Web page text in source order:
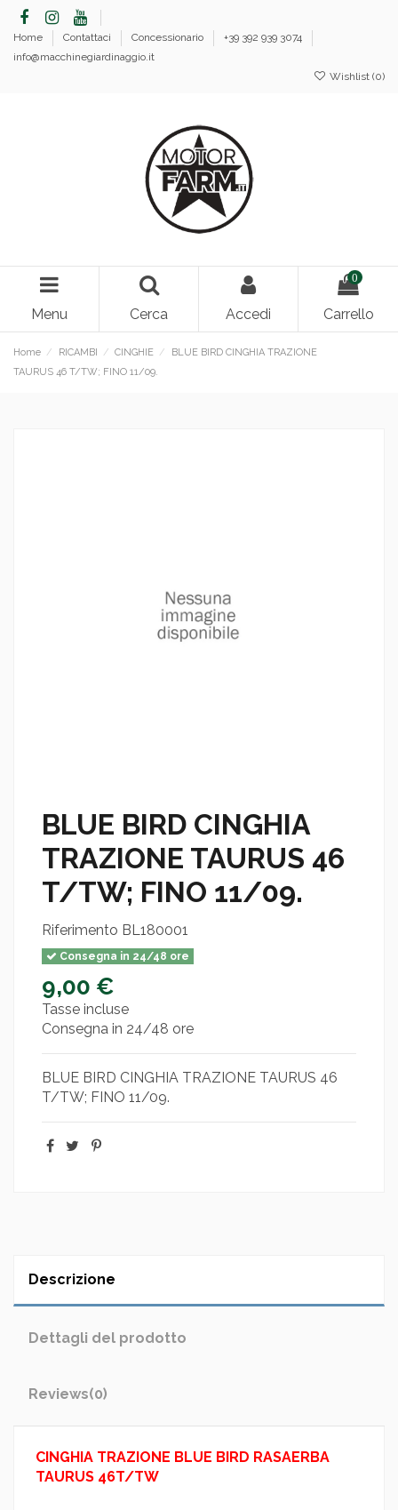
Home Contattaci Concessionario
+39 392 939 3074
info@macchinegiardinaggio.it
Wishlist (0)
Menu Cerca Accedi
0
Carrello
Home RICAMBI CINGHIE
BLUE BIRD CINGHIA TRAZIONE
TAURUS 46 T/TW; FINO 11/09.
BLUE BIRD CINGHIA
TRAZIONE TAURUS 46
T/TW; FINO 11/09.
Riferimento BL180001
Consegna in 24/48 ore
9,00 €
Tasse incluse
Consegna in 24/48 ore
BLUE BIRD CINGHIA TRAZIONE TAURUS 46
T/TW; FINO 11/09.
Descrizione
Dettagli del prodotto
Reviews(0)
CINGHIA TRAZIONE BLUE BIRD RASAERBA
TAURUS 46T/TW